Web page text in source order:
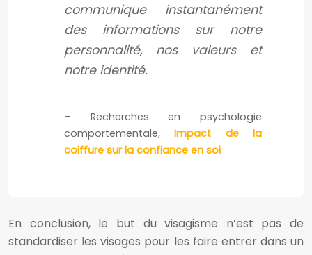
communique instantanément
des informations sur notre
personnalité, nos valeurs et
notre identité.
– Recherches en psychologie
comportementale,Impact de la
coiffure sur la confiance en soi
En conclusion, le but du visagisme n’est pas de
standardiser les visages pour les faire entrer dans un